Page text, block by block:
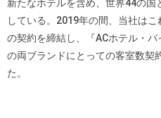
新たなホテルを含め、世界44の
している。2019年の間、当社は
の契約を締結し、『ACホテル・バ
の両ブランドにとっての客室数契
た。